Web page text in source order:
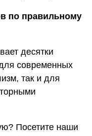
по правильному
десятки
современных
так и для
Посетите наши